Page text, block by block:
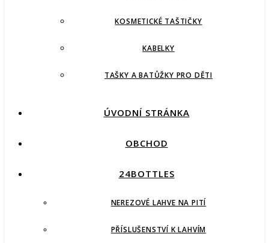
KOSMETICKÉ TAŠTIČKY
KABELKY
TAŠKY A BATŮŽKY PRO DĚTI
ÚVODNÍ STRÁNKA
OBCHOD
24BOTTLES
NEREZOVÉ LAHVE NA PITÍ
PŘÍSLUŠENSTVÍ K LAHVÍM